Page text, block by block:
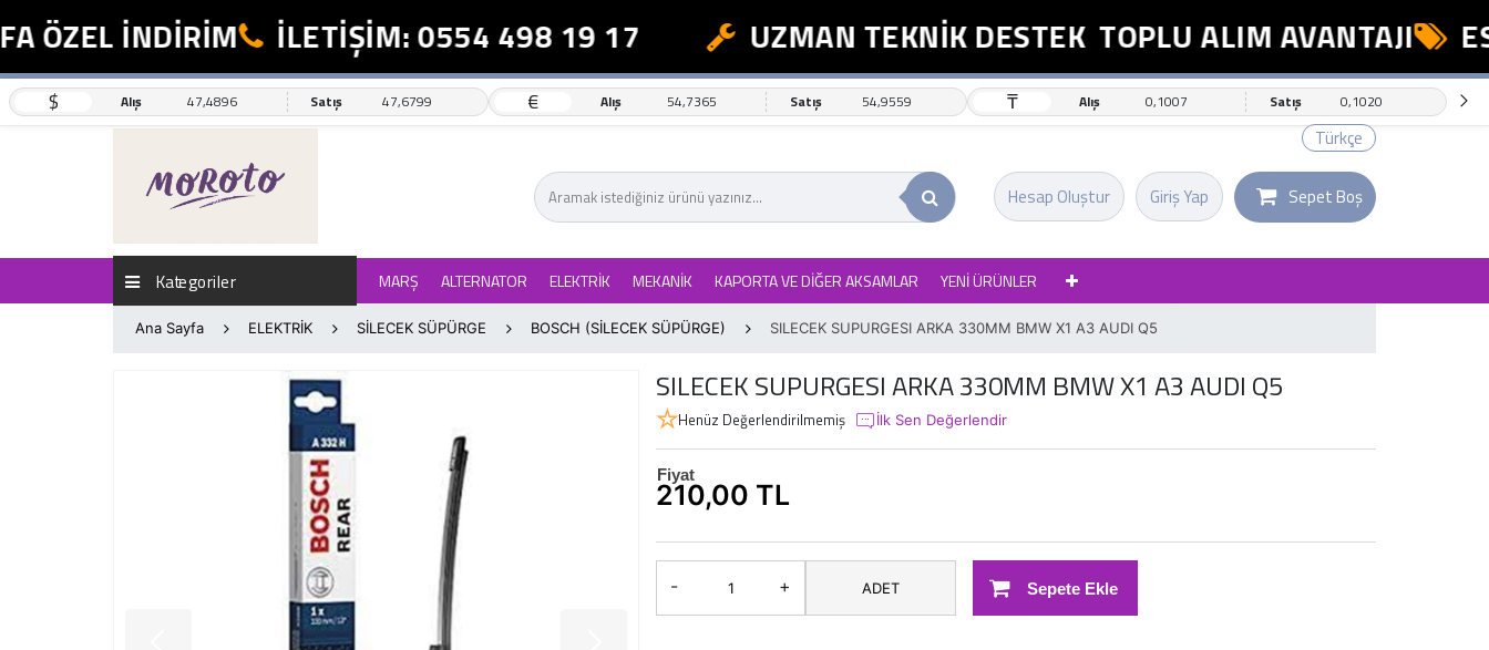
ÖZEL İNDİRİM İLETİŞİM: 0554 498 19 17 UZMAN TEKNİK DESTEK TOPLU ALIM AVANTAJI
$ Alış 47,4896 Satış 47,6799 € Alış 54,7365 Satış 54,9559 ₸ Alış 0,1007 Satış 0,1020
Türkçe
Giriş Yap
Hesap Oluştur Sepet Boş
Kategoriler MARŞ ALTERNATOR ELEKTRİK MEKANİK KAPORTA VE DİĞER AKSAMLAR YENİ ÜRÜNLER
Ana Sayfa ELEKTRİK SİLECEK SÜPÜRGE BOSCH (SİLECEK SÜPÜRGE) SILECEK SUPURGESI ARKA 330MM BMW X1 A3 AUDI Q5
SILECEK SUPURGESI ARKA 330MM BMW X1 A3 AUDI Q5
Henüz Değerlendirilmemiş İlk Sen Değerlendir
Fiyat
210,00 TL
- + ADET Sepete Ekle